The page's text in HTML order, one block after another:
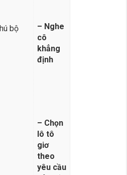
bộ
– Nghe
cô
khẳng
định
– Chọn
lô tô
giơ
theo
yêu cầu